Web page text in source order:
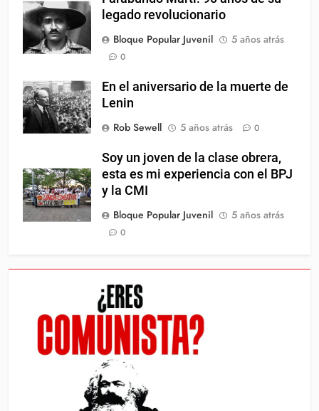
legado revolucionario
Bloque Popular Juvenil
5 años atrás
0
En el aniversario de la muerte de
Lenin
Rob Sewell
5 años atrás 0
Soy un joven de la clase obrera,
esta es mi experiencia con el BPJ
y la CMI
Bloque Popular Juvenil
5 años atrás
0